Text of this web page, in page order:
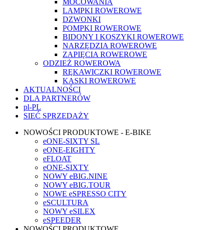
MOCOWANIA
LAMPKI ROWEROWE
DZWONKI
POMPKI ROWEROWE
BIDONY I KOSZYKI ROWEROWE
NARZĘDZIA ROWEROWE
ZAPIĘCIA ROWEROWE
ODZIEŻ ROWEROWA
RĘKAWICZKI ROWEROWE
KASKI ROWEROWE
AKTUALNOŚCI
DLA PARTNERÓW
pl-PL
SIEĆ SPRZEDAŻY
NOWOŚCI PRODUKTOWE - E-BIKE
eONE-SIXTY SL
eONE-EIGHTY
eFLOAT
eONE-SIXTY
NOWY eBIG.NINE
NOWY eBIG.TOUR
NOWE eSPRESSO CITY
eSCULTURA
NOWY eSILEX
eSPEEDER